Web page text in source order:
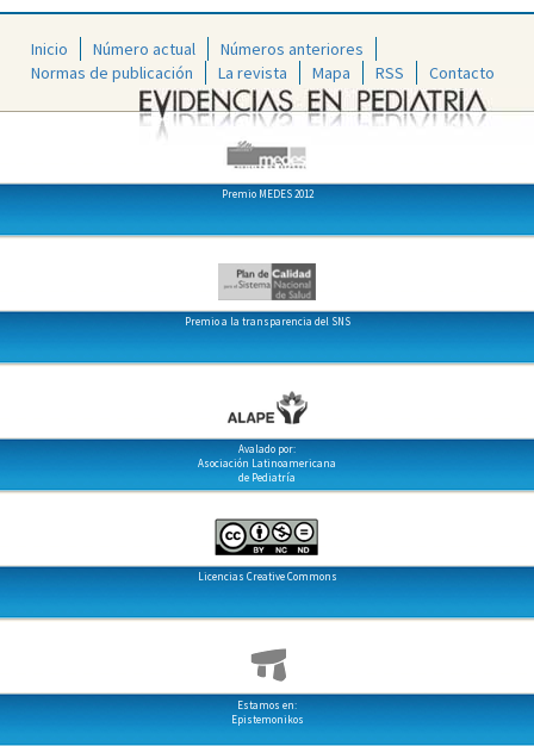
Inicio Número actual
Números anteriores
Normas de publicación
La revista Mapa RSS Contacto
Premio MEDES 2012
Premio a la transparencia del SNS
Avalado por:
Asociación Latinoamericana
de Pediatría
Licencias Creative Commons
Estamos en:
Epistemonikos